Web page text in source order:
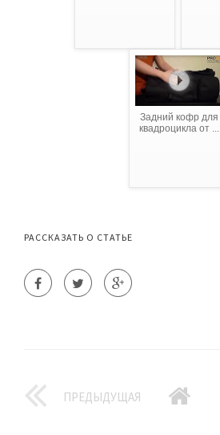
Задний кофр для
квадроцикла от ...
РАССКАЗАТЬ О СТАТЬЕ
ПРЕДЫДУЩАЯ